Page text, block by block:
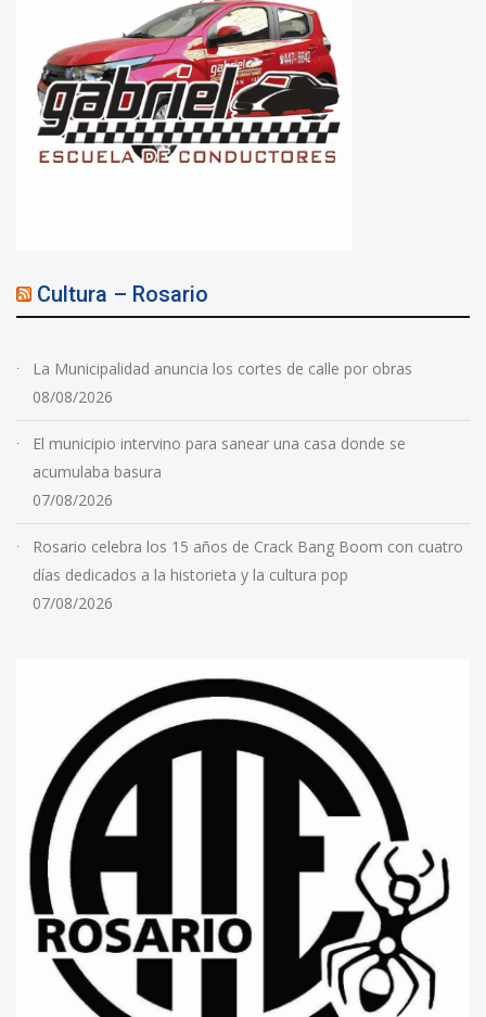
Cultura – Rosario
La Municipalidad anuncia los cortes de calle por obras
08/08/2026
El municipio intervino para sanear una casa donde se
acumulaba basura
07/08/2026
Rosario celebra los 15 años de Crack Bang Boom con cuatro
días dedicados a la historieta y la cultura pop
07/08/2026